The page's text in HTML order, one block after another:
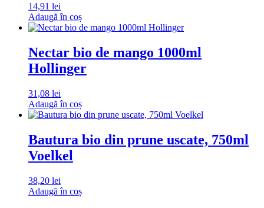
14,91 lei
Adaugă în coș
Nectar bio de mango 1000ml
Hollinger
31,08 lei
Adaugă în coș
Bautura bio din prune uscate, 750ml
Voelkel
38,20 lei
Adaugă în coș